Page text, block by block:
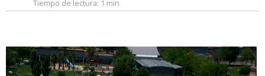
Tiempo de lectura: 1 min